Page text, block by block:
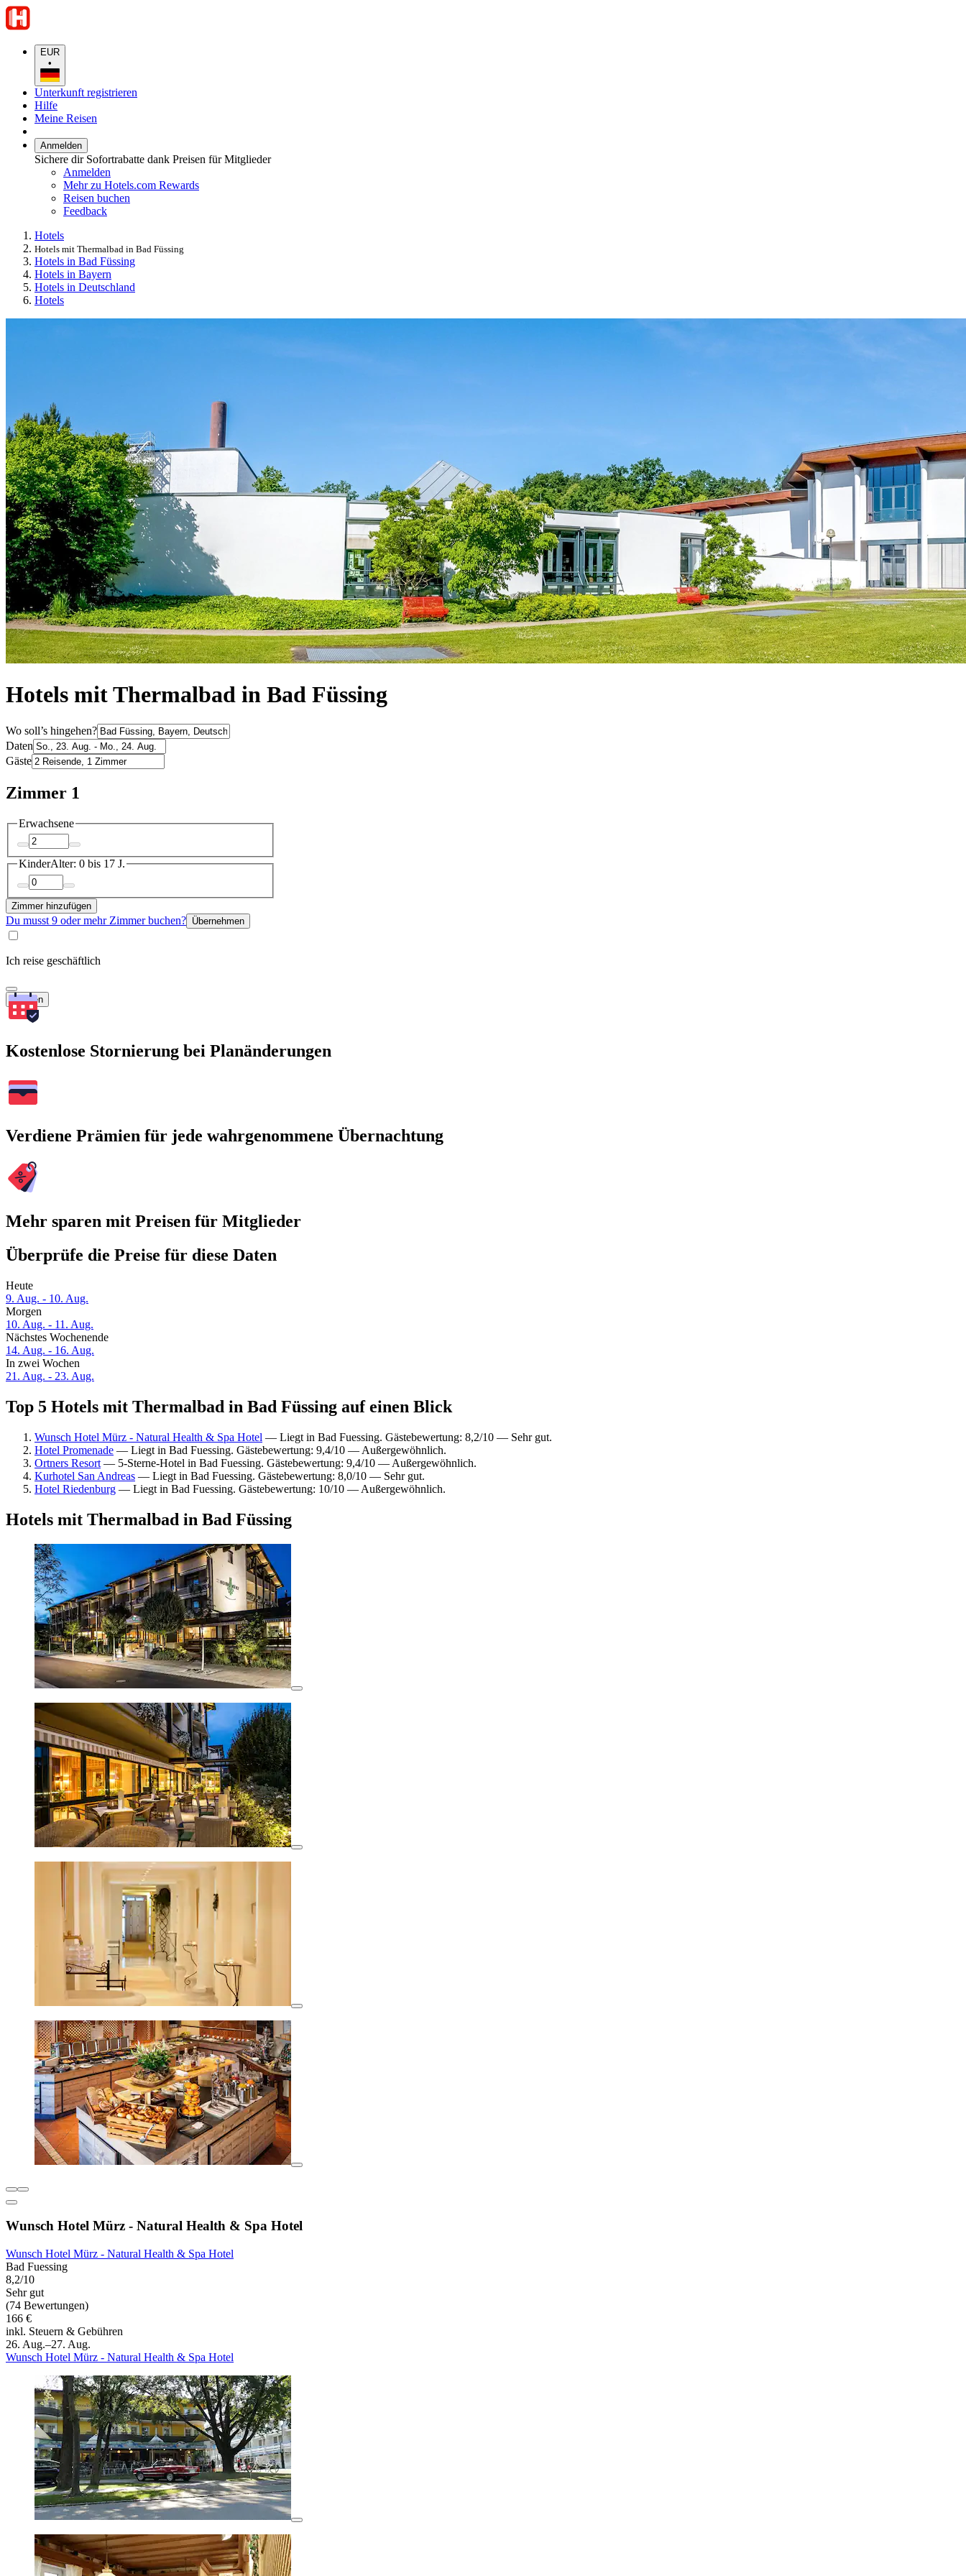
EUR
•
Unterkunft registrieren
Hilfe
Meine Reisen
Anmelden
Sichere dir Sofortrabatte dank Preisen für Mitglieder
Anmelden
Mehr zu Hotels.com Rewards
Reisen buchen
Feedback
Hotels
Hotels mit Thermalbad in Bad Füssing
Hotels in Bad Füssing
Hotels in Bayern
Hotels in Deutschland
Hotels
Hotels mit Thermalbad in Bad Füssing
Wo soll’s hingehen?
Daten
Gäste
Zimmer 1
Erwachsene
KinderAlter: 0 bis 17 J.
Zimmer hinzufügen
Du musst 9 oder mehr Zimmer buchen? Übernehmen
Ich reise geschäftlich
Suchen
Kostenlose Stornierung bei Planänderungen
Verdiene Prämien für jede wahrgenommene Übernachtung
Mehr sparen mit Preisen für Mitglieder
Überprüfe die Preise für diese Daten
Heute
9. Aug. - 10. Aug.
Morgen
10. Aug. - 11. Aug.
Nächstes Wochenende
14. Aug. - 16. Aug.
In zwei Wochen
21. Aug. - 23. Aug.
Top 5 Hotels mit Thermalbad in Bad Füssing auf einen Blick
Wunsch Hotel Mürz - Natural Health & Spa Hotel — Liegt in Bad Fuessing. Gästebewertung: 8,2/10 — Sehr gut.
Hotel Promenade — Liegt in Bad Fuessing. Gästebewertung: 9,4/10 — Außergewöhnlich.
Ortners Resort — 5-Sterne-Hotel in Bad Fuessing. Gästebewertung: 9,4/10 — Außergewöhnlich.
Kurhotel San Andreas — Liegt in Bad Fuessing. Gästebewertung: 8,0/10 — Sehr gut.
Hotel Riedenburg — Liegt in Bad Fuessing. Gästebewertung: 10/10 — Außergewöhnlich.
Hotels mit Thermalbad in Bad Füssing
Wunsch Hotel Mürz - Natural Health & Spa Hotel
Wunsch Hotel Mürz - Natural Health & Spa Hotel
Bad Fuessing
8,2/10
Sehr gut
(74 Bewertungen)
166 €
inkl. Steuern & Gebühren
26. Aug.–27. Aug.
Wunsch Hotel Mürz - Natural Health & Spa Hotel